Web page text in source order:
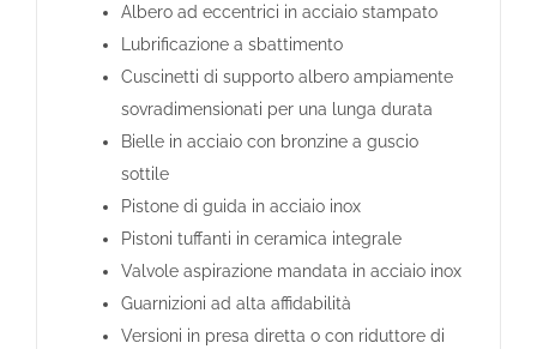
Albero ad eccentrici in acciaio stampato
Lubrificazione a sbattimento
Cuscinetti di supporto albero ampiamente
sovradimensionati per una lunga durata
Bielle in acciaio con bronzine a guscio
sottile
Pistone di guida in acciaio inox
Pistoni tuffanti in ceramica integrale
Valvole aspirazione mandata in acciaio inox
Guarnizioni ad alta affidabilità
Versioni in presa diretta o con riduttore di